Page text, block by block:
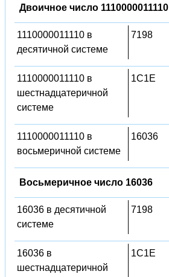
Двоичное число 1110000011110
1110000011110 в
десятичной системе
7198
1110000011110 в
шестнадцатеричной
системе
1C1E
1110000011110 в
восьмеричной системе
16036
Восьмеричное число 16036
16036 в десятичной
системе
7198
16036 в
шестнадцатеричной
1C1E